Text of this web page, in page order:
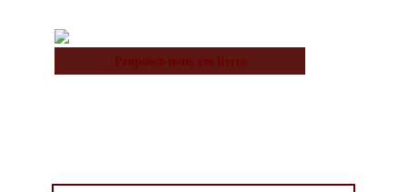
last updatedtoday 08/08/2026